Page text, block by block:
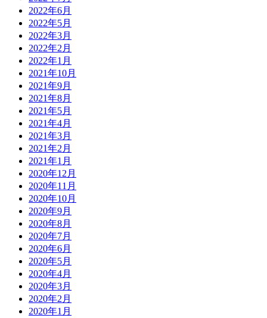
2022年6月
2022年5月
2022年3月
2022年2月
2022年1月
2021年10月
2021年9月
2021年8月
2021年5月
2021年4月
2021年3月
2021年2月
2021年1月
2020年12月
2020年11月
2020年10月
2020年9月
2020年8月
2020年7月
2020年6月
2020年5月
2020年4月
2020年3月
2020年2月
2020年1月